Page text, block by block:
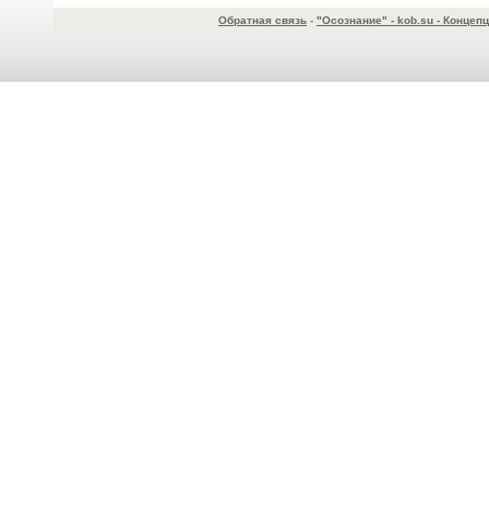
Обратная связь - "Осознание" - kob.su -